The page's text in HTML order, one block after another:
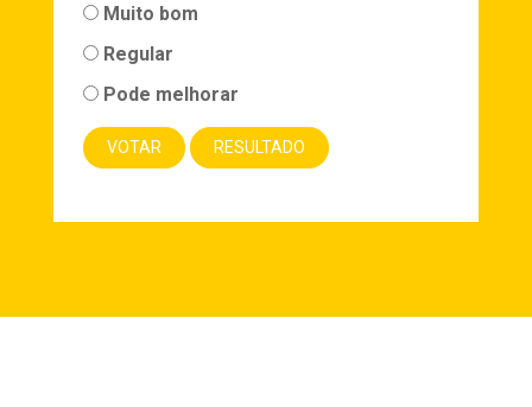
Muito bom
Regular
Pode melhorar